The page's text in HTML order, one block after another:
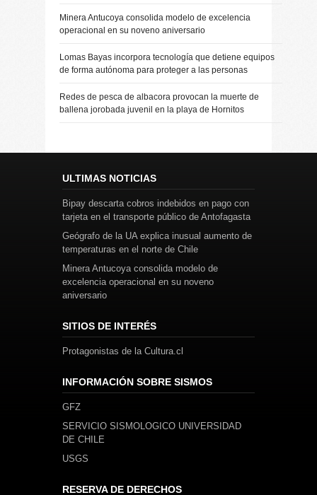
Minera Antucoya consolida modelo de excelencia
operacional en su noveno aniversario
Lomas Bayas incorpora tecnología que detiene equipos
de forma autónoma para proteger a las personas
Redes de pesca de albacora provocan la muerte de
ballena jorobada juvenil en la playa de Hornitos
ULTIMAS NOTICIAS
Bipay descarta cobros indebidos en pago con
tarjeta en el transporte público de Antofagasta
Geógrafo de la UA explica inusual aumento de
temperaturas en el norte de Chile
Minera Antucoya consolida modelo de
excelencia operacional en su noveno
aniversario
SITIOS DE INTERÉS
Protagonistas de la Cultura.cl
INFORMACIÓN SOBRE SISMOS
GFZ
SERVICIO SISMOLOGICO UNIVERSIDAD
DE CHILE
USGS
RESERVA DE DERECHOS